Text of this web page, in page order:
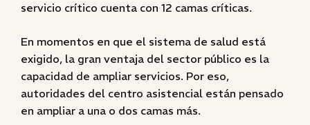
servicio crítico cuenta con 12 camas críticas.
En momentos en que el sistema de salud está
exigido, la gran ventaja del sector público es la
capacidad de ampliar servicios. Por eso,
autoridades del centro asistencial están pensado
en ampliar a una o dos camas más.